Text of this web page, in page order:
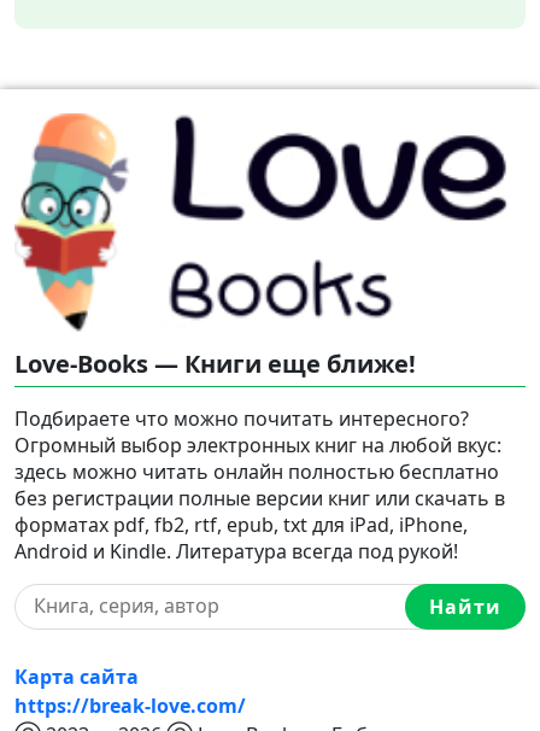
Love-Books — Книги еще ближе!
Подбираете что можно почитать интересного?
Огромный выбор электронных книг на любой вкус:
здесь можно читать онлайн полностью бесплатно
без регистрации полные версии книг или скачать в
форматах pdf, fb2, rtf, epub, txt для iPad, iPhone,
Android и Kindle. Литература всегда под рукой!
Найти
Карта сайта
https://break-love.com/